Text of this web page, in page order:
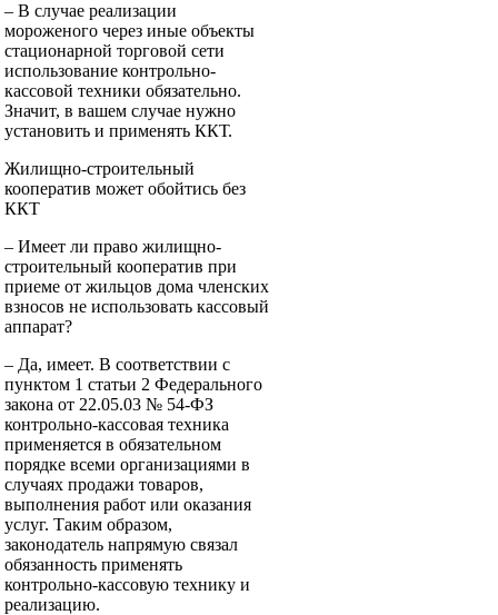
– В случае реализации
мороженого через иные объекты
стационарной торговой сети
использование контрольно-
кассовой техники обязательно.
Значит, в вашем случае нужно
установить и применять ККТ.
Жилищно-строительный
кооператив может обойтись без
ККТ
– Имеет ли право жилищно-
строительный кооператив при
приеме от жильцов дома членских
взносов не использовать кассовый
аппарат?
– Да, имеет. В соответствии с
пунктом 1 статьи 2 Федерального
закона от 22.05.03 № 54-ФЗ
контрольно-кассовая техника
применяется в обязательном
порядке всеми организациями в
случаях продажи товаров,
выполнения работ или оказания
услуг. Таким образом,
законодатель напрямую связал
обязанность применять
контрольно-кассовую технику и
реализацию.